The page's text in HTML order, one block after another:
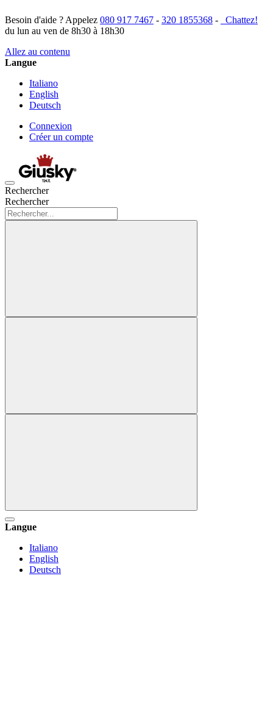
Besoin d'aide ? Appelez 080 917 7467 - 320 1855368 -
Chattez!
du lun au ven de 8h30 à 18h30
Allez au contenu
Langue
Italiano
English
Deutsch
Connexion
Créer un compte
Rechercher
Rechercher
Langue
Italiano
English
Deutsch